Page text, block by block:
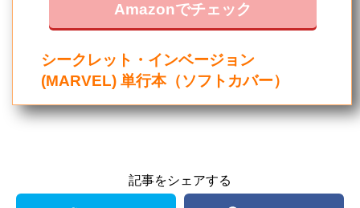
Amazonでチェック
シークレット・インベージョン
(MARVEL) 単行本（ソフトカバー）
記事をシェアする